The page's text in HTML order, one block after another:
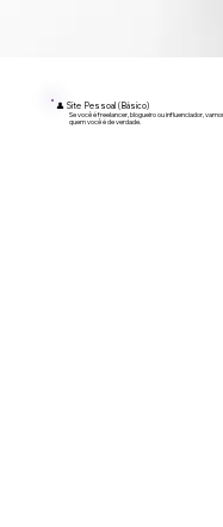
👤 Site Pessoal (Básico)
Se você é freelancer, blogueiro ou influenciador,
quem você é de verdade.